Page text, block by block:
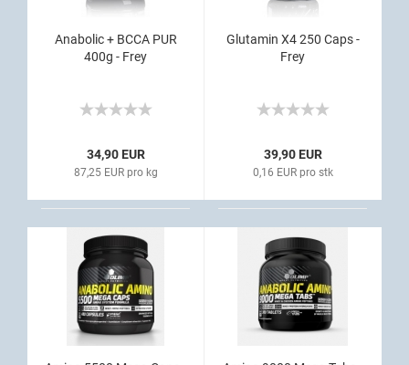
Anabolic + BCCA PUR
400g - Frey
34,90 EUR
87,25 EUR pro kg
Glutamin X4 250 Caps -
Frey
39,90 EUR
0,16 EUR pro stk